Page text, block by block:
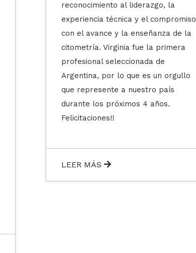
reconocimiento al liderazgo, la
experiencia técnica y el compromiso
con el avance y la enseñanza de la
citometría. Virginia fue la primera
profesional seleccionada de
Argentina, por lo que es un orgullo
que represente a nuestro país
durante los próximos 4 años.
Felicitaciones!!
LEER MÁS